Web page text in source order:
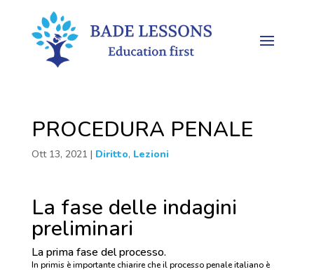
PROCEDURA PENALE
Ott 13, 2021 | Diritto, Lezioni
La fase delle indagini
preliminari
La prima fase del processo.
In primis è importante chiarire che il processo penale italiano è